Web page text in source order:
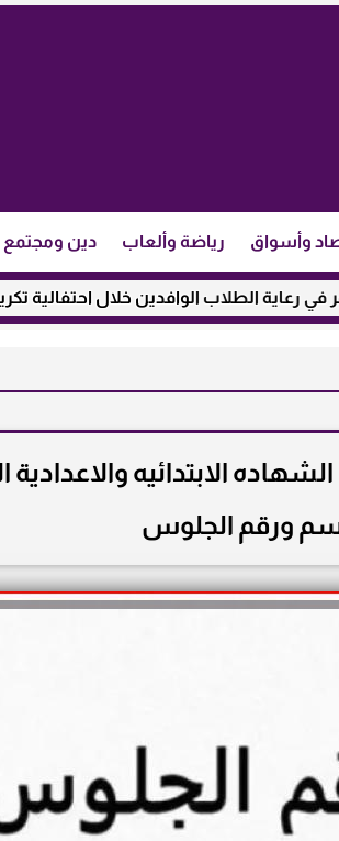
وأسواق رياضة وألعاب دين ومجتمع
الوافدين خلال احتفالية تكريم
ورقم الجلوس